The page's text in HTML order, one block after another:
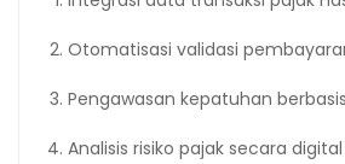
Otomatisasi validasi
Pengawasan kepatuhan
Analisis risiko pajak secara digital